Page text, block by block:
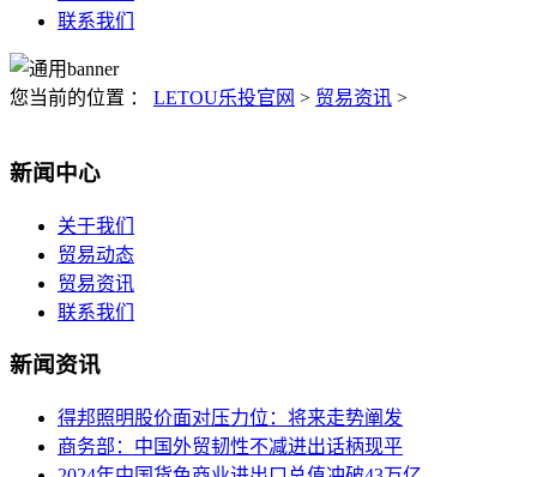
联系我们
您当前的位置 ： LETOU乐投官网 > 贸易资讯 >
新闻中心
关于我们
贸易动态
贸易资讯
联系我们
新闻资讯
得邦照明股价面对压力位：将来走势阐发
商务部：中国外贸韧性不减进出话柄现平